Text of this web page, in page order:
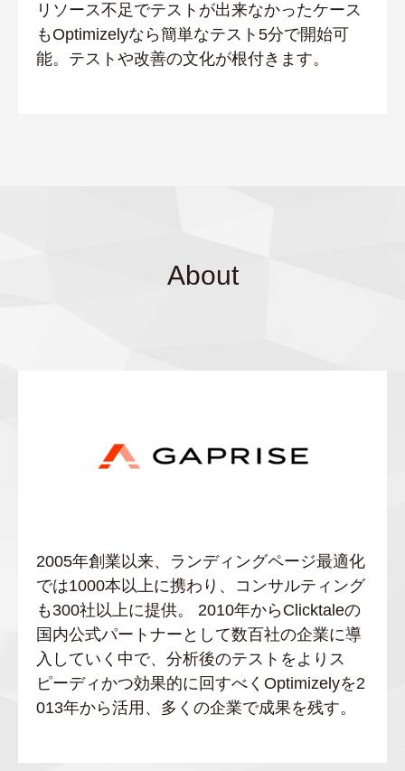
リソース不足でテストが出来なかったケース
もOptimizelyなら簡単なテスト5分で開始可
能。テストや改善の文化が根付きます。
About
2005年創業以来、ランディングページ最適化
では1000本以上に携わり、コンサルティング
も300社以上に提供。 2010年からClicktaleの
国内公式パートナーとして数百社の企業に導
入していく中で、分析後のテストをよりス
ピーディかつ効果的に回すべくOptimizelyを2
013年から活用、多くの企業で成果を残す。